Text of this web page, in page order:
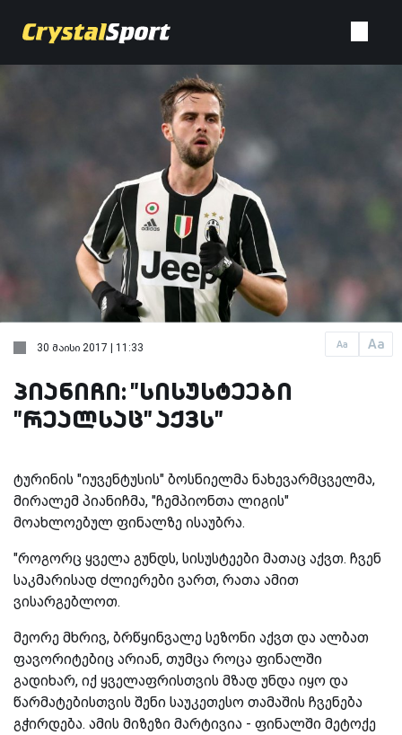
Aa Aa
30 მაისი 2017 | 11:33
პიანიჩი: "სისუსტეები
"რეალსაც" აქვს"
ტურინის "იუვენტუსის" ბოსნიელმა ნახევარმცველმა,
მირალემ პიანიჩმა, "ჩემპიონთა ლიგის"
მოახლოებულ ფინალზე ისაუბრა.
"როგორც ყველა გუნდს, სისუსტეები მათაც აქვთ. ჩვენ
საკმარისად ძლიერები ვართ, რათა ამით
ვისარგებლოთ.
მეორე მხრივ, ბრწყინვალე სეზონი აქვთ და ალბათ
ფავორიტებიც არიან, თუმცა როცა ფინალში
გადიხარ, იქ ყველაფრისთვის მზად უნდა იყო და
წარმატებისთვის შენი საუკეთესო თამაშის ჩვენება
გჭირდება. ამის მიზეზი მარტივია - ფინალში მეტოქე